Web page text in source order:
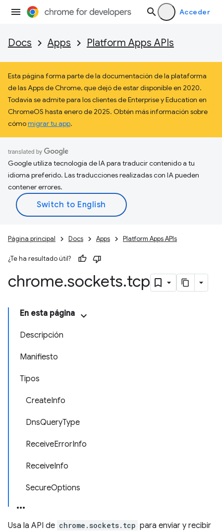
Acceder
Docs Apps Platform Apps APIs
Esta página forma parte de la documentación de la plataforma
de las Apps de Chrome, que dejó de estar disponible en 2020.
Todavía se admite para los clientes de Enterprise y Education en
ChromeOS hasta enero de 2025. Obtén más información sobre
cómomigrar tu app.
Google utiliza tecnología de IA para traducir contenido a tu
idioma preferido. Las traducciones realizadas con IA pueden
contener errores.
Página principal Docs Apps Platform Apps APIs
¿Te ha resultado útil?
chrome.sockets.tcp
En esta página
Descripción
Manifiesto
Tipos
CreateInfo
DnsQueryType
ReceiveErrorInfo
ReceiveInfo
SecureOptions
Usa la API de chrome.sockets.tcp para enviar y recibir